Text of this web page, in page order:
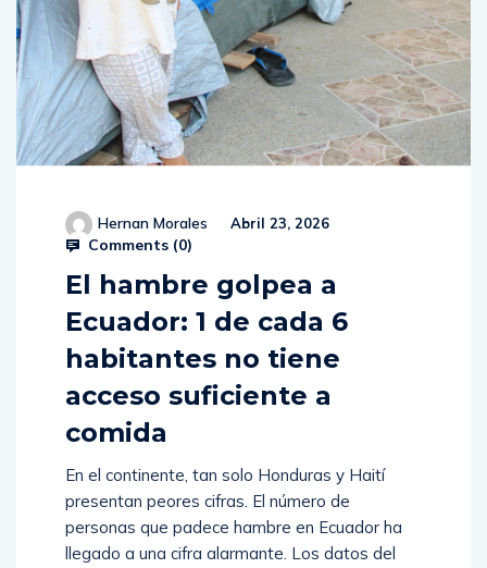
Hernan Morales Abril 23, 2026
Comments (0)
El hambre golpea a
Ecuador: 1 de cada 6
habitantes no tiene
acceso suficiente a
comida
En el continente, tan solo Honduras y Haití
presentan peores cifras. El número de
personas que padece hambre en Ecuador ha
llegado a una cifra alarmante. Los datos del